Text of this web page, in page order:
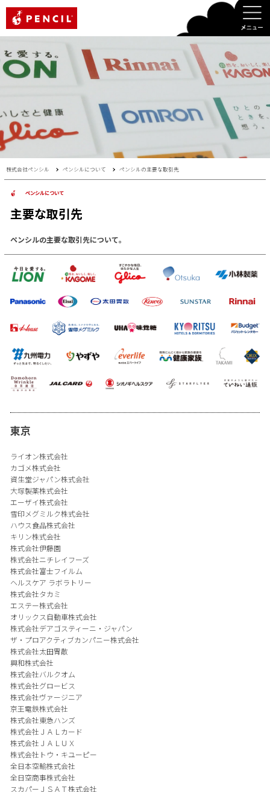
株式会社ペンシル ペンシルについて ペンシルの主要な取引先
ペンシルについて
主要な取引先
ペンシルの主要な取引先について。
東京
ライオン株式会社
カゴメ株式会社
資生堂ジャパン株式会社
大塚製薬株式会社
エーザイ株式会社
雪印メグミルク株式会社
ハウス食品株式会社
キリン株式会社
株式会社伊藤園
株式会社ニチレイフーズ
株式会社富士フイルム
ヘルスケア ラボラトリー
株式会社タカミ
エステー株式会社
オリックス自動車株式会社
株式会社デアゴスティーニ・ジャパン
ザ・プロアクティブカンパニー株式会社
株式会社太田胃散
興和株式会社
株式会社バルクオム
株式会社グロービス
株式会社ヴァージニア
京王電鉄株式会社
株式会社東急ハンズ
株式会社ＪＡＬカード
株式会社ＪＡＬＵＸ
株式会社トウ・キユーピー
全日本空輸株式会社
全日空商事株式会社
スカパーＪＳＡＴ株式会社